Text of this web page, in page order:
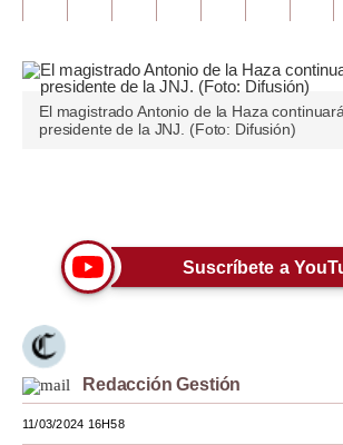
Plus G
Opinión
Blogs
Lujo
Viajes
El magistrado Antonio de la Haza
presidente de la JNJ. (Foto: Difusión)
Suscríbete a
Redacción Gestión
11/03/2024 16H58